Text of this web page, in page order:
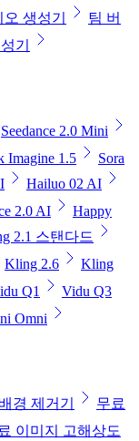
생성기
팀 버
기
Seedance 2.0 Mini
Imagine 1.5
Sora
Hailuo 02 AI
2.0 AI
Happy
2.1 스탠다드
Kling 2.6
Kling
Q1
Vidu Q3
Omni
경 제거기
무료
이미지 고해상도